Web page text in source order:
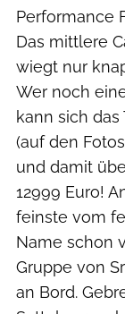
Performance
Das mittlere
wiegt nur
Wer noch
kann sich das
(auf den
und damit
12999 Euro!
feinste vom
Name schon
Gruppe von
an Bord.